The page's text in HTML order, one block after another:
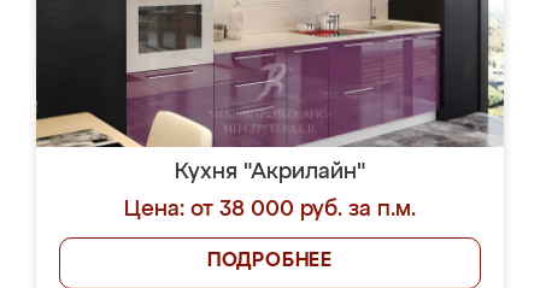
Кухня "Акрилайн"
Цена: от 38 000 руб. за п.м.
ПОДРОБНЕЕ